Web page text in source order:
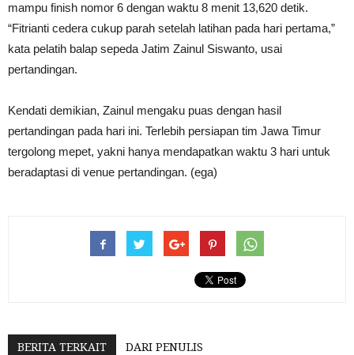
mampu finish nomor 6 dengan waktu 8 menit 13,620 detik.
“Fitrianti cedera cukup parah setelah latihan pada hari pertama,”
kata pelatih balap sepeda Jatim Zainul Siswanto, usai
pertandingan.
Kendati demikian, Zainul mengaku puas dengan hasil
pertandingan pada hari ini. Terlebih persiapan tim Jawa Timur
tergolong mepet, yakni hanya mendapatkan waktu 3 hari untuk
beradaptasi di venue pertandingan. (ega)
BERITA TERKAIT DARI PENULIS